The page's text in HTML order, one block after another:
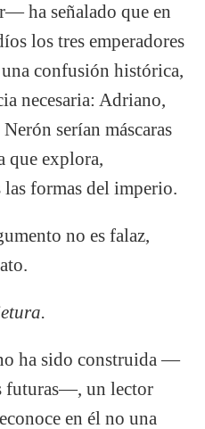
ha señalado que en
los tres emperadores
confusión histórica,
necesaria: Adriano,
serían máscaras
que explora,
las formas del imperio.
no es falaz,
ha sido construida —
futuras—, un lector
en él no una